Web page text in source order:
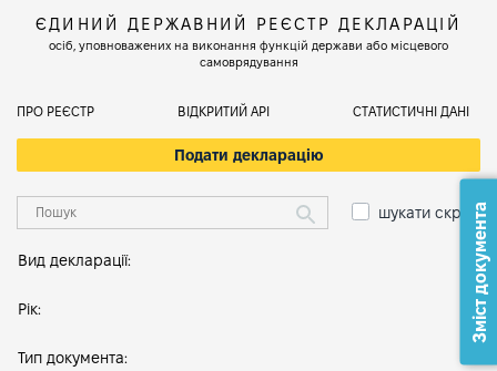
ЄДИНИЙ ДЕРЖАВНИЙ РЕЄСТР ДЕКЛАРАЦІЙ
осіб, уповноважених на виконання функцій держави або місцевого
самоврядування
ПРО РЕЄСТР ВІДКРИТИЙ АРІ СТАТИСТИЧНІ ДАНІ
Подати декларацію
шукати скрізь
Вид декларації:
Рік:
Тип документа:
Зміст документа